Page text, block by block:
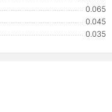
0.065
0.045
0.035